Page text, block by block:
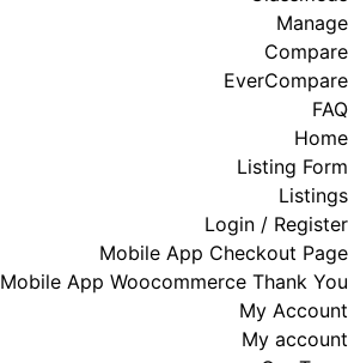
Manage
Compare
EverCompare
FAQ
Home
Listing Form
Listings
Login / Register
Mobile App Checkout Page
Mobile App Woocommerce Thank You
My Account
My account